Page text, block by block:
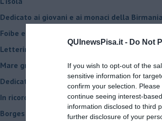
QUInewsPisa.it - Do Not
If you wish to opt-out of the
sensitive information for
confirm your selection.
continue seeing interest-
information disclosed to third
further disclosure of your
Dedicato ai giovani e ai monaci della Birmania
​Foibe e giornata dei ricordi
Letterina di Natale
Mare greco
​Dedicato a George Floyd
​In ricordo di un compagno.
Borges aveva capito